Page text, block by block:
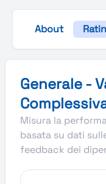
About
Generale -
Misura la
basata su dati
feedback dei